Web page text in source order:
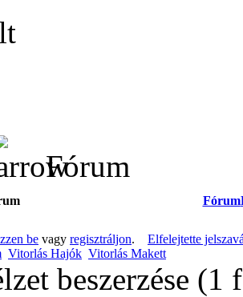
Fórum
Fórum
be vagy regisztráljon. Elfelejtette
Vitorlás Hajók Vitorlás Makett
beszerzése (1